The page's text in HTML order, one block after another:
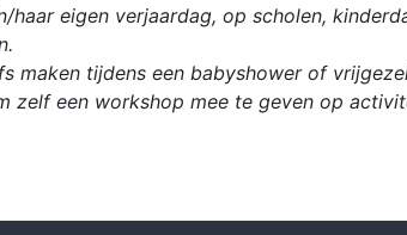
eigen verjaardag, op scholen,
maken tijdens een babyshower of
zelf een workshop mee te geven op